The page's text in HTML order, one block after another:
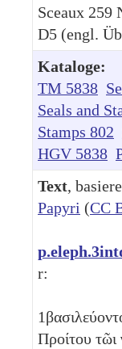
Sceaux 259
D5 (engl.
Kataloge:
TM 5838
Seals and
Stamps 802
HGV 5838
Text,
Papyri (CC
r:
1
Προίτου τῶι